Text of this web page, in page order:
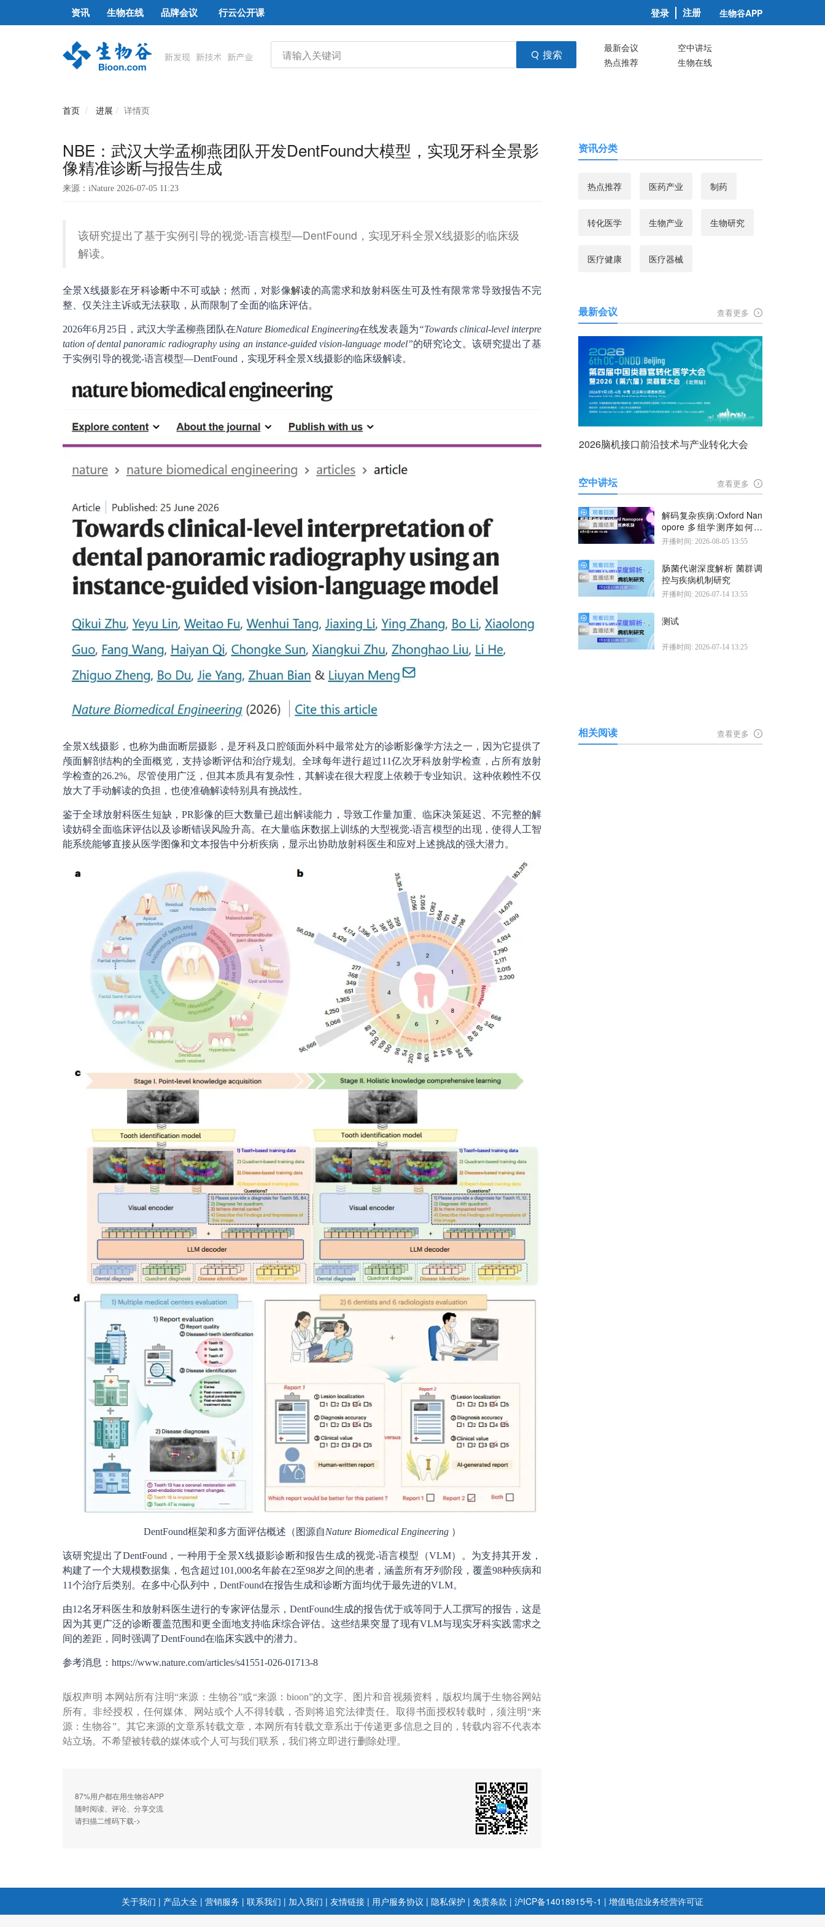
资讯 生物在线 品牌会议 行云公开课 登录 注册 生物谷APP
搜索 最新会议
空中讲坛
热点推荐
生物在线
首页 进展 详情页
NBE：武汉大学孟柳燕团队开发DentFound大模型，实现牙科全景影
像精准诊断与报告生成
来源：iNature 2026-07-05 11:23
该研究提出了基于实例引导的视觉-语言模型—DentFound，实现牙科全景X线摄影的临床级
解读。
全景X线摄影在牙科诊断中不可或缺；然而，对影像解读的高需求和放射科医生可及性有限常常导致报告不完
整、仅关注主诉或无法获取，从而限制了全面的临床评估。
2026年6月25日，武汉大学孟柳燕团队在Nature Biomedical Engineering在线发表题为“Towards clinical-level interpre
tation of dental panoramic radiography using an instance-guided vision-language model”的研究论文。该研究提出了基
于实例引导的视觉-语言模型—DentFound，实现牙科全景X线摄影的临床级解读。
全景X线摄影，也称为曲面断层摄影，是牙科及口腔颌面外科中最常处方的诊断影像学方法之一，因为它提供了
颅面解剖结构的全面概览，支持诊断评估和治疗规划。全球每年进行超过11亿次牙科放射学检查，占所有放射
学检查的26.2%。尽管使用广泛，但其本质具有复杂性，其解读在很大程度上依赖于专业知识。这种依赖性不仅
放大了手动解读的负担，也使准确解读特别具有挑战性。
鉴于全球放射科医生短缺，PR影像的巨大数量已超出解读能力，导致工作量加重、临床决策延迟、不完整的解
读妨碍全面临床评估以及诊断错误风险升高。在大量临床数据上训练的大型视觉-语言模型的出现，使得人工智
能系统能够直接从医学图像和文本报告中分析疾病，显示出协助放射科医生和应对上述挑战的强大潜力。
DentFound框架和多方面评估概述（图源自Nature Biomedical Engineering）
该研究提出了DentFound，一种用于全景X线摄影诊断和报告生成的视觉-语言模型（VLM）。为支持其开发，
构建了一个大规模数据集，包含超过101,000名年龄在2至98岁之间的患者，涵盖所有牙列阶段，覆盖98种疾病和
11个治疗后类别。在多中心队列中，DentFound在报告生成和诊断方面均优于最先进的VLM。
由12名牙科医生和放射科医生进行的专家评估显示，DentFound生成的报告优于或等同于人工撰写的报告，这是
因为其更广泛的诊断覆盖范围和更全面地支持临床综合评估。这些结果突显了现有VLM与现实牙科实践需求之
间的差距，同时强调了DentFound在临床实践中的潜力。
参考消息：https://www.nature.com/articles/s41551-026-01713-8
版权声明 本网站所有注明“来源：生物谷”或“来源：bioon”的文字、图片和音视频资料，版权均属于生物谷网站
所有。非经授权，任何媒体、网站或个人不得转载，否则将追究法律责任。取得书面授权转载时，须注明“来
源：生物谷”。其它来源的文章系转载文章，本网所有转载文章系出于传递更多信息之目的，转载内容不代表本
站立场。不希望被转载的媒体或个人可与我们联系，我们将立即进行删除处理。
87%用户都在用生物谷APP
随时阅读、评论、分享交流
请扫描二维码下载->
资讯分类
热点推荐 医药产业 制药
转化医学 生物产业 生物研究
医疗健康 医疗器械
最新会议 查看更多
2026脑机接口前沿技术与产业转化大会
空中讲坛 查看更多
解码复杂疾病:Oxford Nan
opore 多组学测序如何揭
示疾病机制
开播时间: 2026-08-05 13:55
肠菌代谢深度解析 菌群调
控与疾病机制研究
开播时间: 2026-07-14 13:55
测试
开播时间: 2026-07-14 13:25
相关阅读 查看更多
关于我们 | 产品大全 | 营销服务 | 联系我们 | 加入我们 | 友情链接 | 用户服务协议 | 隐私保护 | 免责条款 | 沪ICP备14018915号-1 | 增值电信业务经营许可证